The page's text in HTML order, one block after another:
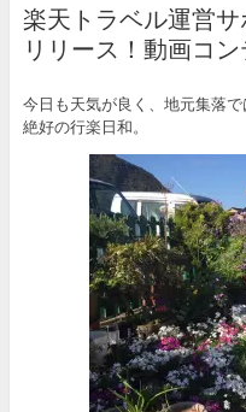
楽天トラベル運営
リリース！動画コ
今日も天気が良く、地元集落で
絶好の行楽日和。